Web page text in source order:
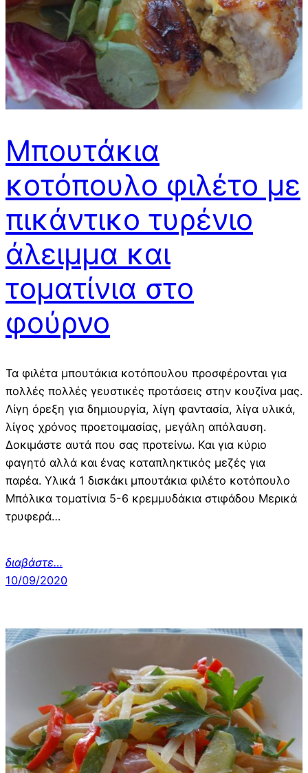
Μπουτάκια
κοτόπουλο φιλέτο με
πικάντικο τυρένιο
άλειμμα και
τοματίνια στο
φούρνο
Τα φιλέτα μπουτάκια κοτόπουλου προσφέρονται για
πολλές πολλές γευστικές προτάσεις στην κουζίνα μας.
Λίγη όρεξη για δημιουργία, λίγη φαντασία, λίγα υλικά,
λίγος χρόνος προετοιμασίας, μεγάλη απόλαυση.
Δοκιμάστε αυτά που σας προτείνω. Και για κύριο
φαγητό αλλά και ένας καταπληκτικός μεζές για
παρέα. Υλικά 1 δισκάκι μπουτάκια φιλέτο κοτόπουλο
Μπόλικα τοματίνια 5-6 κρεμμυδάκια στιφάδου Μερικά
τρυφερά…
διαβάστε…
10/09/2020